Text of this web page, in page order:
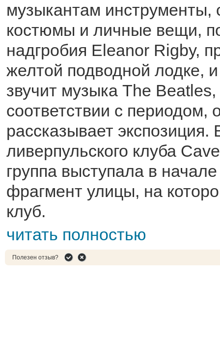
музыкантам инструменты,
костюмы и личные вещи,
надгробия Eleanor Rigby,
желтой подводной лодке,
звучит музыка The
соответствии с периодом,
рассказывает экспозиция.
ливерпульского клуба
группа выступала в
фрагмент улицы, на
клуб.
читать полностью
Полезен отзыв?